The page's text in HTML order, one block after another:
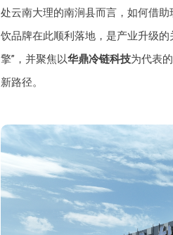
处云南大理的南涧县而言，如何借
饮品牌在此顺利落地，是产业升级
擎”，并聚焦以华鼎冷链科技为代表
新路径。